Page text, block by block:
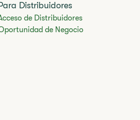
Para Distribuidores
de Distribuidores
de Negocio